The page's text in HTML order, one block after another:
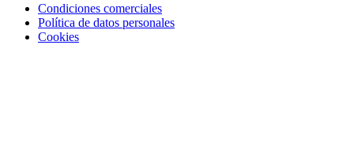
Condiciones comerciales
Política de datos personales
Cookies